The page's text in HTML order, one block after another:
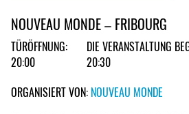
NOUVEAU MONDE – FRIBOURG
TÜRÖFFNUNG:
20:00
DIE VERANSTALTUNG
20:30
ORGANISIERT VON: NOUVEAU MONDE